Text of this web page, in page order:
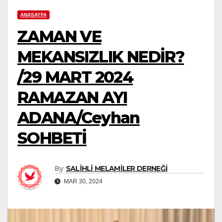
ANASAYFA
ZAMAN VE
MEKANSIZLIK NEDİR?
/29 MART 2024
RAMAZAN AYI
ADANA/Ceyhan
SOHBETİ
By SALİHLİ MELAMİLER DERNEĞİ
MAR 30, 2024